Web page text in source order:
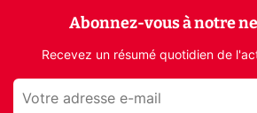
Abonnez-vous à notre
Recevez un résumé quotidien de